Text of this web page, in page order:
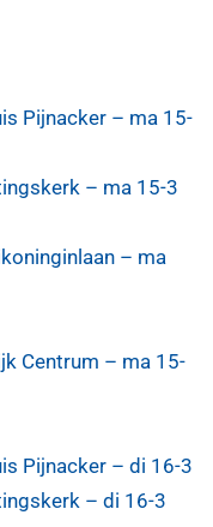
Pijnacker – ma 15-
– ma 15-3
– ma
Centrum – ma 15-
Pijnacker – di 16-3
– di 16-3